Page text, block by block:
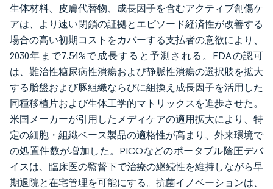
生体材料、皮膚代替物、成長因子を含むアクティブ創傷ケ
アは、より速い閉鎖の証拠とエピソード経済性が改善する
場合の高い初期コストをカバーする支払者の意欲により、
2030年まで7.54%で成長すると予測される。FDAの認可
は、難治性糖尿病性潰瘍および静脈性潰瘍の選択肢を拡大
する胎盤および豚組織ならびに組換え成長因子を活用した
同種移植片および生体工学的マトリックスを進歩させた。
米国メーカーが引用したメディケアの適用拡大により、特
定の細胞・組織ベース製品の適格性が高まり、外来環境で
の処置件数が増加した。PICOなどのポータブル陰圧デバ
イスは、臨床医の監督下で治療の継続性を維持しながら早
期退院と在宅管理を可能にする。抗菌イノベーションは、